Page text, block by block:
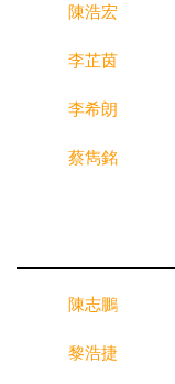
陳浩宏
李芷茵
李希朗
蔡雋銘
陳志鵬
黎浩捷